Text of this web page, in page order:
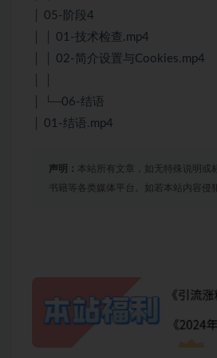
│ 05-阶段4
│ │ 01-技术检查.mp4
│ │ 02-简介设置与Cookies.mp4
│ └─06-结语
│ 01-结语.mp4
声明： 本站所有文章，如无特殊说明或
书籍等各类媒体平台。如若本站内容侵